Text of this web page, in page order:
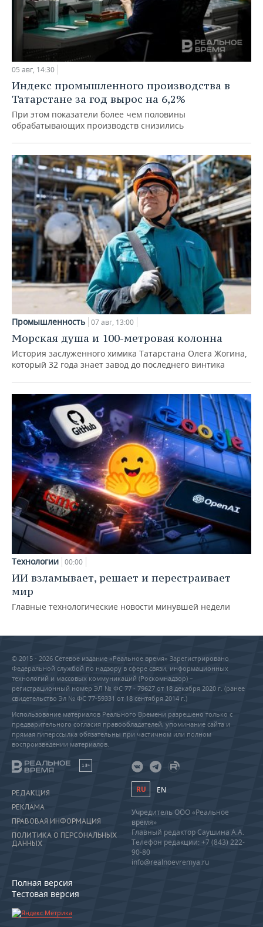
05 авг, 14:30
Индекс промышленного производства в
Татарстане за год вырос на 6,2%
При этом показатели более чем половины
обрабатывающих производств снизились
Промышленность 07 авг, 13:00
Морская душа и 100-метровая колонна
История заслуженного химика Татарстана Олега Жогина,
который 32 года знает завод до последнего винтика
Технологии 00:00
ИИ взламывает, решает и перестраивает
мир
Главные технологические новости минувшей недели
© 2015 - 2026 Сетевое издание «Реальное время» Зарегистрировано
Федеральной службой по надзору в сфере связи, информационных
технологий и массовых коммуникаций (Роскомнадзор) –
регистрационный номер ЭЛ № ФС 77 - 79627 от 18 декабря 2020 г. (ранее
свидетельство Эл № ФС 77-59331 от 18 сентября 2014 г.)
Использование материалов Реального Времени разрешено только с
предварительного согласия правообладателей, упоминание сайта и
прямая гиперссылка обязательны при частичном или полном
воспроизведении материалов.
18+
РЕДАКЦИЯ
РЕКЛАМА
ПРАВОВАЯ ИНФОРМАЦИЯ
ПОЛИТИКА О ПЕРСОНАЛЬНЫХ
ДАННЫХ
Полная версия
Тестовая версия
RU EN
Учредитель ООО «Реальное
время»
Главный редактор Саушина А.А.
Телефон редакции: +7 (843) 222-
90-80
info@realnoevremya.ru